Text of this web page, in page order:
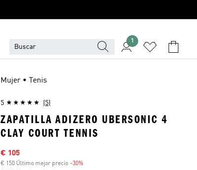
1
Mujer • Tenis
5 (5)
ZAPATILLA ADIZERO UBERSONIC 4
CLAY COURT TENNIS
Precio rebajado
€ 105
€ 150 Último mejor precio -30%